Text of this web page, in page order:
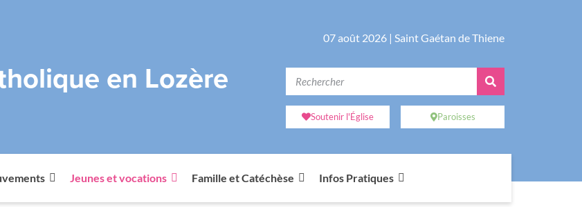
en Lozère
07 août 2026 | Saint Gaétan de Thiene
Soutenir l'Église Paroisses
Jeunes et vocations Famille et Catéchèse Infos Pratiques